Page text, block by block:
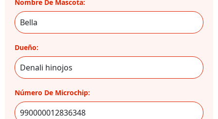
Nombre De Mascota:
Dueño:
Número De Microchip: